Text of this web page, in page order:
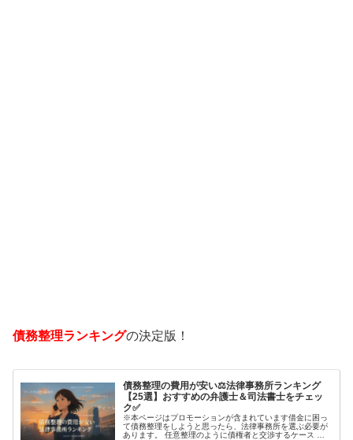
債務整理ランキングの決定版！
債務整理の費用が安い⚖️法律事務所ランキング
【25選】おすすめの弁護士＆司法書士をチェッ
ク✅
※本ページはプロモーションが含まれています借金に困っ
て債務整理をしようと思ったら、法律事務所を選ぶ必要が
あります。 任意整理のように債権者と交渉するケース 自